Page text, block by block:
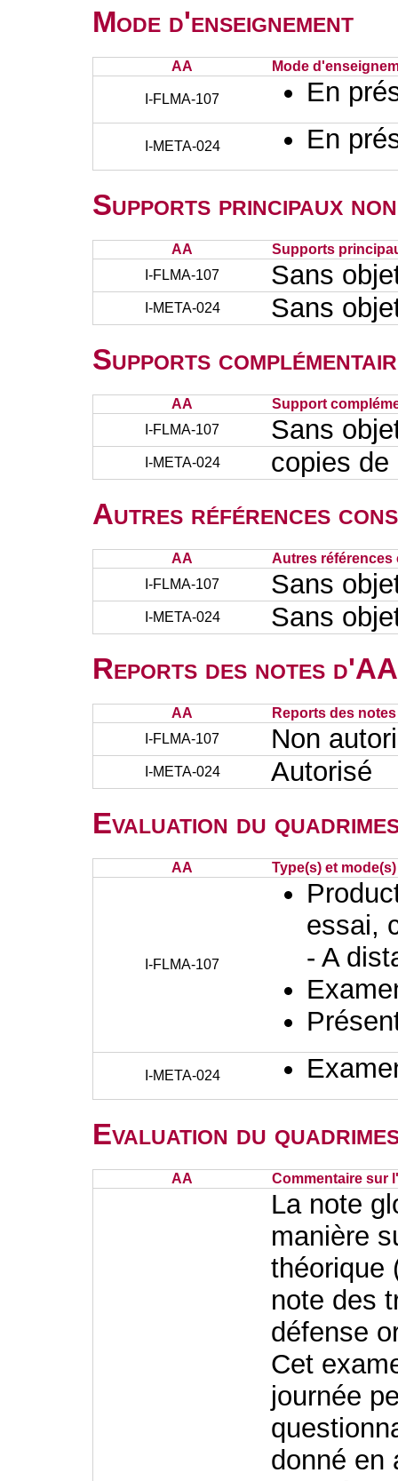
Mode d'enseignement
AA Mode
I-FLMA-107 En
I-META-024 En
Supports principaux
AA
Supports
I-FLMA-107
Sans
I-META-024 Sans
Supports
AA
Support
I-FLMA-107
Sans
I-META-024 copies de
Autres références
AA
Autres références
I-FLMA-107
Sans
I-META-024 Sans
Reports des notes
AA
Reports des
I-FLMA-107
Non
I-META-024 Autorisé
Evaluation du
AA Type(s) et
I-FLMA-107
essai,
- A
I-META-024
Evaluation du
AA Commentaire sur
La note
manière
théorique
note des
défense
Cet
journée
donné en